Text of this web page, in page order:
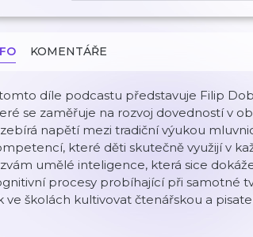
KOMENTÁŘE
díle podcastu představuje Filip
se zaměřuje na rozvoj dovedností v
napětí mezi tradiční výukou
které děti skutečně využijí v
umělé inteligence, která sice
procesy probíhající při samotné
ve školách kultivovat čtenářskou a